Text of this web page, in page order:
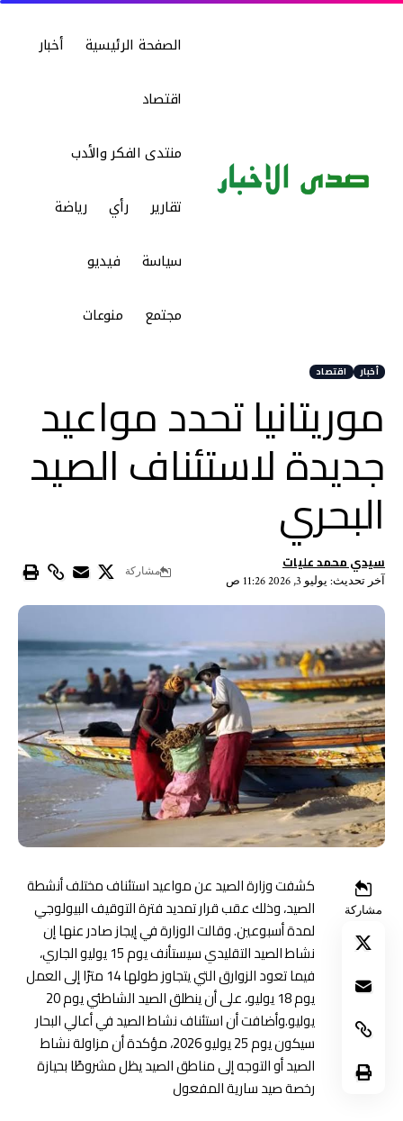
الصفحة الرئيسية أخبار
اقتصاد
منتدى الفكر والأدب
تقارير رأي رياضة
سياسة فيديو
مجتمع منوعات
أخبار اقتصاد
موريتانيا تحدد مواعيد
جديدة لاستئناف الصيد
البحري
آخر تحديث: يوليو 3, 2026 11:26 ص
سيدي محمد عليات مشاركة
مشاركة
كشفت وزارة الصيد عن مواعيد استئناف مختلف أنشطة
الصيد، وذلك عقب قرار تمديد فترة التوقيف البيولوجي
لمدة أسبوعين. وقالت الوزارة في إيجاز صادر عنها إن
نشاط الصيد التقليدي سيستأنف يوم 15 يوليو الجاري،
فيما تعود الزوارق التي يتجاوز طولها 14 مترًا إلى العمل
يوم 18 يوليو، على أن ينطلق الصيد الشاطئي يوم 20
يوليو.وأضافت أن استئناف نشاط الصيد في أعالي البحار
سيكون يوم 25 يوليو 2026، مؤكدة أن مزاولة نشاط
الصيد أو التوجه إلى مناطق الصيد يظل مشروطًا بحيازة
رخصة صيد سارية المفعول